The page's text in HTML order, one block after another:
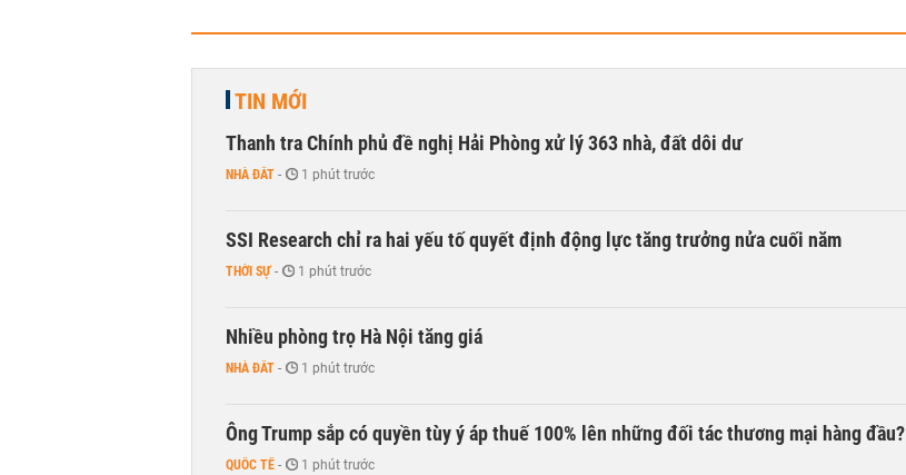
TIN MỚI
Thanh tra Chính phủ đề nghị Hải Phòng xử lý 363 nhà, đất dôi dư
NHÀ ĐẤT - 1 phút trước
SSI Research chỉ ra hai yếu tố quyết định động lực tăng trưởng nửa cuối năm
THỜI SỰ - 1 phút trước
Nhiều phòng trọ Hà Nội tăng giá
NHÀ ĐẤT - 1 phút trước
Ông Trump sắp có quyền tùy ý áp thuế 100% lên những đối tác thương mại hàng đầu?
QUỐC TẾ - 1 phút trước